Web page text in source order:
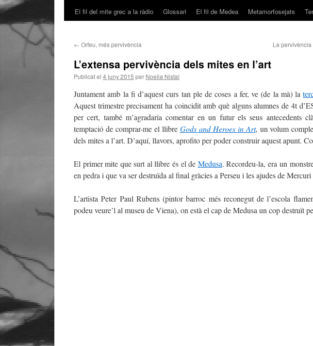
El fil del mite grec a la ràdio
Glossari El fil de Medea Metamorfosejats
← Orfeu, més pervivència La
L’extensa pervivència dels mites en l’art
Publicat el 4 juny 2015 per Noelia Nistal
Juntament amb la fi d’aquest curs tan ple de coses a fer, ve (de la mà) la
Aquest trimestre precisament ha coincidit amb què alguns alumnes de 4t
per cert, també m’agradaria comentar en un futur els seus antecedents
temptació de comprar-me el llibre Gods and Heroes in Art, un volum
dels mites a l’art. D’aquí, llavors, aprofito per poder construir aquest apunt.
El primer mite que surt al llibre és el de Medusa. Recordeu-la, era un
en pedra i que va ser destruïda al final gràcies a Perseu i les ajudes de
L’artista Peter Paul Rubens (pintor barroc més reconegut de l’escola
podeu veure’l al museu de Viena), on està el cap de Medusa un cop destruït